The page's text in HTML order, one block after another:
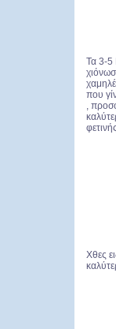
Τα 3-5
που
,
Χθες